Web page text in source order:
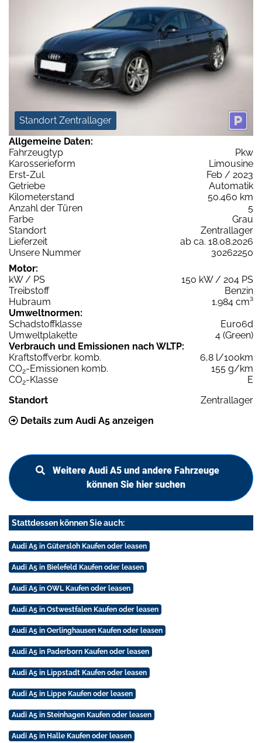
Standort Zentrallager
Allgemeine Daten:
Fahrzeugtyp
Pkw
Karosserieform
Limousine
Erst-Zul.
Feb / 2023
Getriebe
Automatik
Kilometerstand
50.460 km
Anzahl der Türen
5
Farbe
Grau
Standort
Zentrallager
Lieferzeit
ab ca. 18.08.2026
Unsere Nummer
30262250
Motor:
kW / PS
150 kW / 204 PS
Treibstoff
Benzin
Hubraum
1.984 cm³
Umweltnormen:
Schadstoffklasse
Euro6d
Umweltplakette
4 (Green)
Verbrauch und Emissionen nach WLTP:
Kraftstoffverbr. komb.
6,8 l/100km
CO2-Emissionen komb.
155 g/km
CO2-Klasse
E
Standort
Zentrallager
Details zum Audi A5 anzeigen
Weitere Audi A5 und andere Fahrzeuge
können Sie hier suchen
Stattdessen können Sie auch:
Audi A5 in Gütersloh Kaufen oder leasen
Audi A5 in Bielefeld Kaufen oder leasen
Audi A5 in OWL Kaufen oder leasen
Audi A5 in Ostwestfalen Kaufen oder leasen
Audi A5 in Oerlinghausen Kaufen oder leasen
Audi A5 in Paderborn Kaufen oder leasen
Audi A5 in Lippstadt Kaufen oder leasen
Audi A5 in Lippe Kaufen oder leasen
Audi A5 in Steinhagen Kaufen oder leasen
Audi A5 in Halle Kaufen oder leasen